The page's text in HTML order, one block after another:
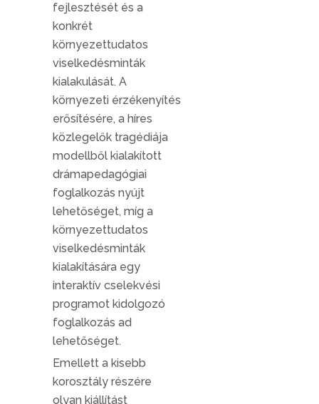
fejlesztését és a
konkrét
környezettudatos
viselkedésminták
kialakulását. A
környezeti érzékenyítés
erősítésére, a híres
közlegelők tragédiája
modellből kialakított
drámapedagógiai
foglalkozás nyújt
lehetőséget, míg a
környezettudatos
viselkedésminták
kialakítására egy
interaktív cselekvési
programot kidolgozó
foglalkozás ad
lehetőséget.
Emellett a kisebb
korosztály részére
olyan kiállítást